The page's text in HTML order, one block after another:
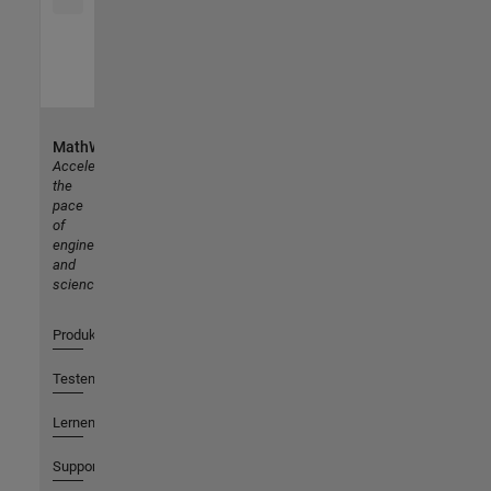
MathWorks
Accelerating
the
pace
of
engineering
and
science
Produkte
Testen oder Kaufen
Lernen
Support